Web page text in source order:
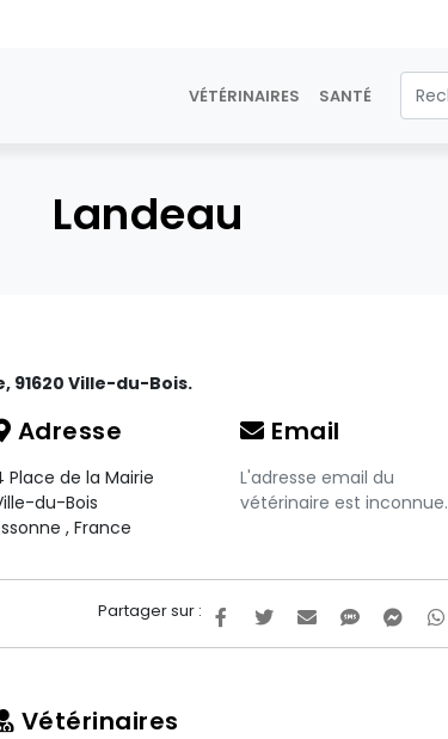
VÉTÉRINAIRES SANTÉ
Landeau
91620 Ville-du-Bois.
Adresse
Place de la Mairie
du-Bois
, France
Email
L'adresse email du
vétérinaire est inconnue.
Partager sur :
Vétérinaires